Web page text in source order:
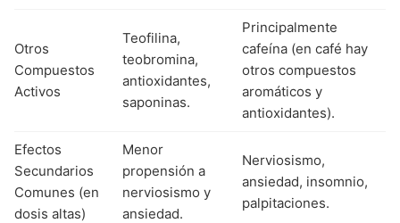
Otros
Compuestos
Activos
Teofilina,
teobromina,
antioxidantes,
saponinas.
Principalmente
cafeína (en café hay
otros compuestos
aromáticos y
antioxidantes).
Efectos
Secundarios
Comunes (en
dosis altas)
Menor
propensión a
nerviosismo y
ansiedad.
Nerviosismo,
ansiedad, insomnio,
palpitaciones.